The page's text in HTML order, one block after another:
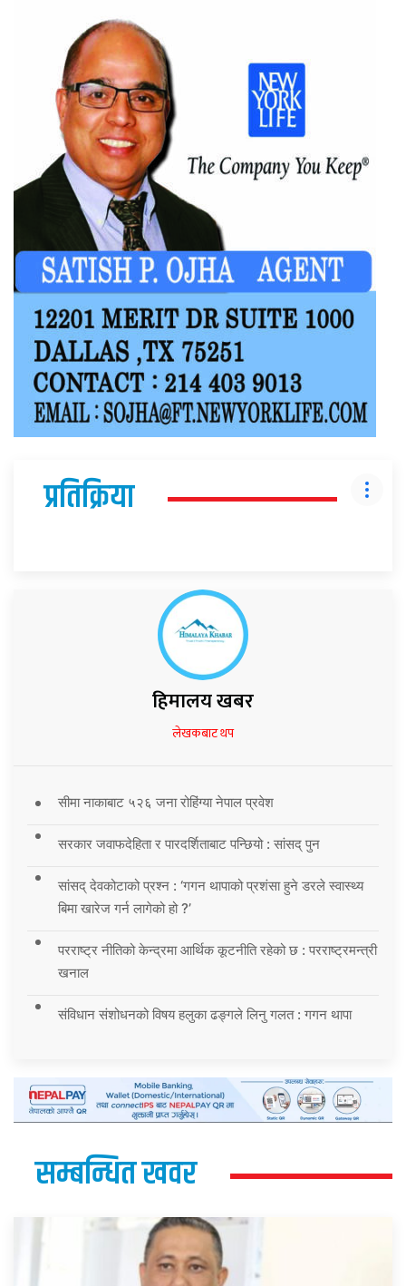
प्रतिक्रिया
हिमालय खबर
लेखकबाट थप
सीमा नाकाबाट ५२६ जना रोहिंग्या नेपाल प्रवेश
सरकार जवाफदेहिता र पारदर्शिताबाट पन्छियो : सांसद् पुन
सांसद् देवकोटाको प्रश्न : ‘गगन थापाको प्रशंसा हुने डरले स्वास्थ्य
बिमा खारेज गर्न लागेको हो ?’
परराष्ट्र नीतिको केन्द्रमा आर्थिक कूटनीति रहेको छ : परराष्ट्रमन्त्री
खनाल
संविधान संशोधनको विषय हलुका ढङ्गले लिनु गलत : गगन थापा
सम्बन्धित खवर